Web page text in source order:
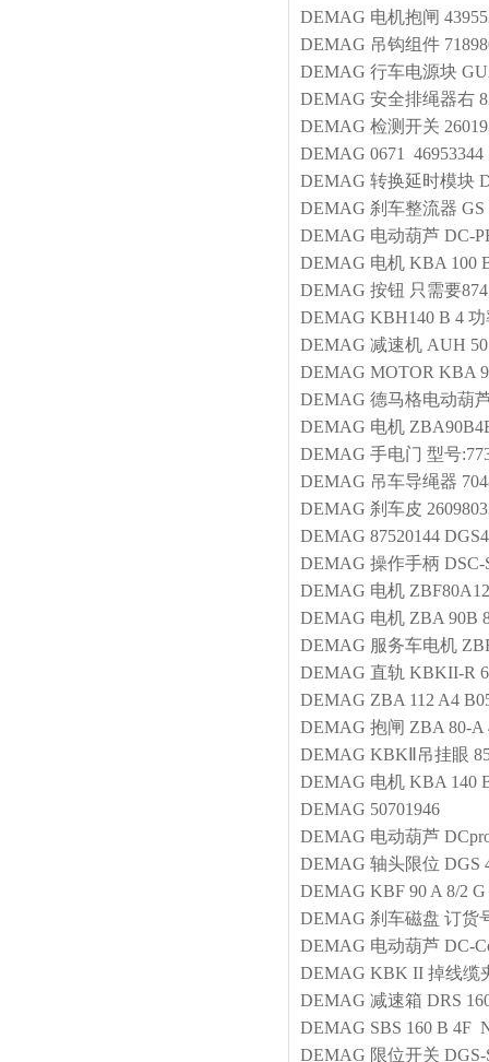
DEMAG 电机抱闸
DEMAG 吊钩组件
DEMAG 行车电源块
DEMAG 安全排绳器右
DEMAG 检测开关
DEMAG 0671 46953344
DEMAG 转换延时模块
DEMAG 刹车整流器 GS
DEMAG 电动葫芦 DC-
DEMAG 电机 KBA 100
DEMAG 按钮 只需要
DEMAG KBH140 B 4
DEMAG 减速机 AUH 50
DEMAG MOTOR KBA
DEMAG 德马格电动葫
DEMAG 电机
DEMAG 手电门 型号
DEMAG 吊车导绳器
DEMAG 刹车皮
DEMAG 87520144
DEMAG 操作手柄 DSC-
DEMAG 电机
DEMAG 电机 ZBA 90B
DEMAG 服务车电机
DEMAG 直轨 KBKII-R
DEMAG ZBA 112 A4
DEMAG 抱闸 ZBA 80-A
DEMAG KBKⅡ吊挂眼
DEMAG 电机 KBA 140
DEMAG 50701946
DEMAG 电动葫芦
DEMAG 轴头限位 DGS
DEMAG KBF 90 A 8/2
DEMAG 刹车磁盘 订货
DEMAG 电动葫芦 DC-
DEMAG KBK II 掉线缆
DEMAG 减速箱 DRS
DEMAG SBS 160 B 4F
DEMAG 限位开关 DGS-